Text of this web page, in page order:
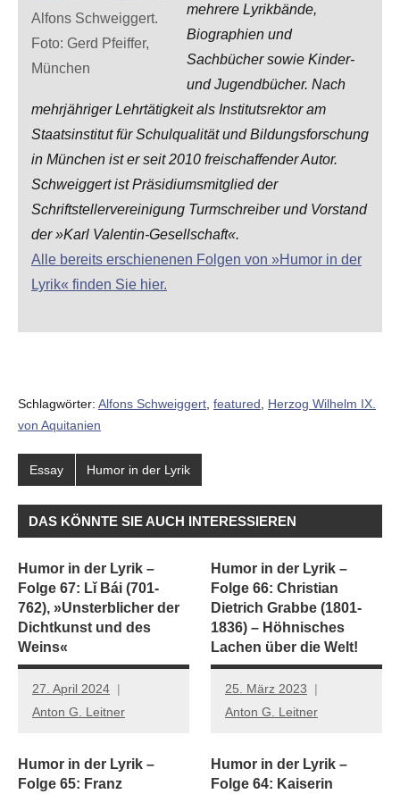
Alfons Schweiggert.
Foto: Gerd Pfeiffer,
München
mehrere Lyrikbände,
Biographien und
Sachbücher sowie Kinder-
und Jugendbücher. Nach
mehrjähriger Lehrtätigkeit als Institutsrektor am
Staatsinstitut für Schulqualität und Bildungsforschung
in München ist er seit 2010 freischaffender Autor.
Schweiggert ist Präsidiumsmitglied der
Schriftstellervereinigung Turmschreiber und Vorstand
der »Karl Valentin-Gesellschaft«.
Alle bereits erschienenen Folgen von »Humor in der
Lyrik« finden Sie hier.
Schlagwörter: Alfons Schweiggert featured
Herzog Wilhelm IX.
von Aquitanien
Essay Humor in der Lyrik
DAS KÖNNTE SIE AUCH INTERESSIEREN
Humor in der Lyrik –
Folge 67: Lǐ Bái (701-
762), »Unsterblicher der
Dichtkunst und des
Weins«
27. April 2024
Anton G. Leitner
Humor in der Lyrik –
Folge 66: Christian
Dietrich Grabbe (1801-
1836) – Höhnisches
Lachen über die Welt!
25. März 2023
Anton G. Leitner
Humor in der Lyrik –
Folge 65: Franz
Humor in der Lyrik –
Folge 64: Kaiserin